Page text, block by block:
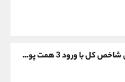
بورس 9 تیر 1405؛ رشد 68 هزار واحدی شاخص کل با ورود 3 همت پول حقیقی